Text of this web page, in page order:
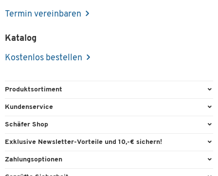
Termin vereinbaren
Katalog
Kostenlos bestellen
Produktsortiment
Büroausstattung
Reinigung & Hygiene
Kundenservice
Direktbestellung
Kontaktformulare
Schäfer Shop
Services & Leistungen
Exklusive Newsletter-Vorteile und 10,-€ sichern!
Willkommensgutschein
Zahlungsoptionen
Paypal